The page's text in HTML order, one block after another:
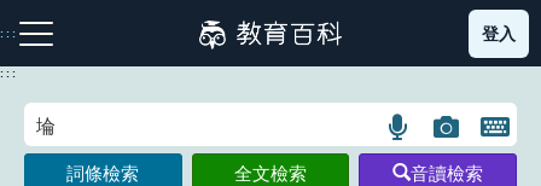
到
主
:::
注音索引圖示 筆畫索引圖示 部首索引表圖示
登入
:::
語
言
圖
片
開
詞條檢索 全文檢索 音讀檢索